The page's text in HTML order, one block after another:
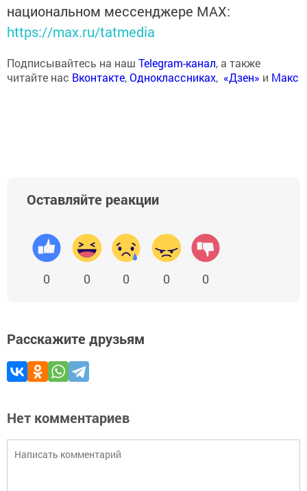
национальном мессенджере MАХ:
https://max.ru/tatmedia
Подписывайтесь на наш Telegram-канал, а также
читайте нас Вконтакте,Одноклассниках, «Дзен» и Макс
Оставляйте реакции
0 0 0 0 0
Расскажите друзьям
Нет комментариев